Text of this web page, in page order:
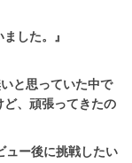
した。』
と思っていた中で
、頑張ってきたの
ー後に挑戦したい